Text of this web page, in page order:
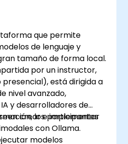
que permite
de lenguaje y
tamaño de forma local.
por un instructor,
presencial), está dirigida a
nivel avanzado,
y desarrolladores de
crear e implementar
con Ollama.
los participantes
modelos